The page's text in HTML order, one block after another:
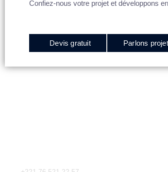
Confiez-nous votre projet et développons
Devis gratuit Parlons projet